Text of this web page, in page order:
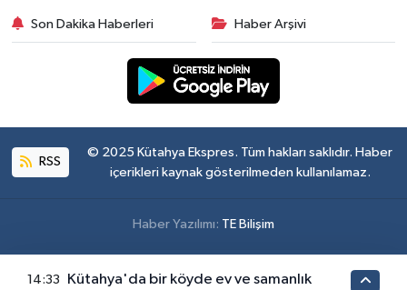
Son Dakika Haberleri Haber Arşivi
RSS
© 2025 Kütahya Ekspres. Tüm hakları saklıdır. Haber
içerikleri kaynak gösterilmeden kullanılamaz.
Haber Yazılımı: TE Bilişim
14:33 Kütahya'da bir köyde ev ve samanlık